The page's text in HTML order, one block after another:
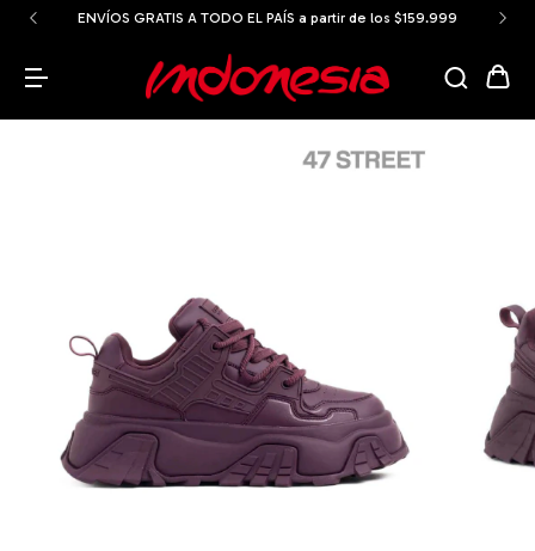
ENVÍOS GRATIS A TODO EL PAÍS a partir de los $159.999